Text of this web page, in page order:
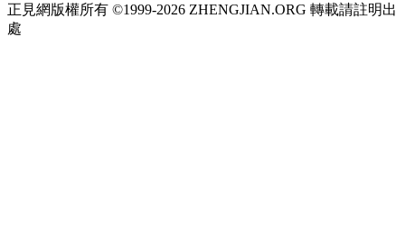
正見網版權所有 ©1999-2026 ZHENGJIAN.ORG 轉載請註明出
處